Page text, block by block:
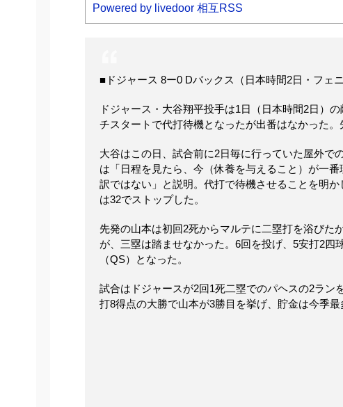
Powered by livedoor 相互RSS
■ドジャース 8ー0 Dバックス（日本時間2日・フェニ
ドジャース・大谷翔平投手は1日（日本時間2日）
チスタートで代打待機となったが出番はなかった
大谷はこの日、試合前に2日毎に行っていた屋外で
は「日程を見たら、今（休養を与えること）が一
訳ではない」と説明。代打で待機させることを明
は32でストップした。
先発の山本は初回2死からマルテに二塁打を浴びた
が、三塁は踏ませなかった。6回を投げ、5安打2四
（QS）となった。
試合はドジャースが2回1死二塁でのパヘスの2ラン
打8得点の大勝で山本が3勝目を挙げ、貯金は今季最